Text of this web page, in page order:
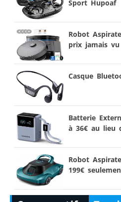
Sport Hupoaf
Robot
prix jamais
Casque
Batterie
à 36€ au lieu
Robot
199€